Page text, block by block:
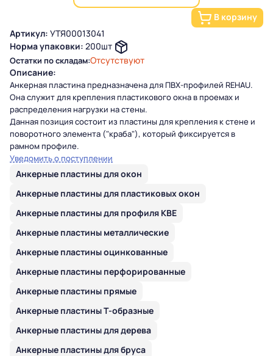
В корзину
Артикул: УТЯ00013041
Норма упаковки: 200шт
Остатки по складам:Отсутствуют
Описание:
Анкерная пластина предназначена для ПВХ-профилей REHAU.
Она служит для крепления пластикового окна в проемах и
распределения нагрузки на стены.
Данная позиция состоит из пластины для крепления к стене и
поворотного элемента ("краба"), который фиксируется в
рамном профиле.
Уведомить о поступлении
Анкерные пластины для окон
Анкерные пластины для пластиковых окон
Анкерные пластины для профиля KBE
Анкерные пластины металлические
Анкерные пластины оцинкованные
Анкерные пластины перфорированные
Анкерные пластины прямые
Анкерные пластины Т-образные
Анкерные пластины для дерева
Анкерные пластины для бруса